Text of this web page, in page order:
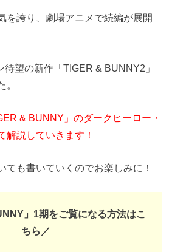
を誇り、劇場アニメで続編が展開
望の新作「TIGER & BUNNY2」
。
& BUNNY」のダークヒーロー・
解説していきます！
ても書いていくのでお楽しみに！
」1期をご覧になる方法はこ
ちら／